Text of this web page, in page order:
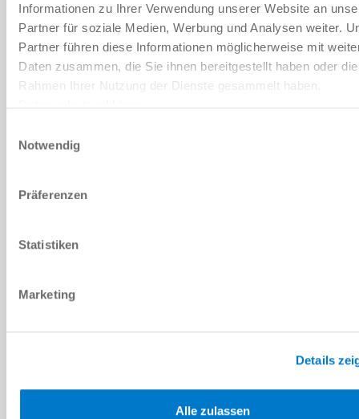
Informationen zu Ihrer Verwendung unserer Website an
Partner für soziale Medien, Werbung und Analysen weiter.
Partner führen diese Informationen möglicherweise mit
Daten zusammen, die Sie ihnen bereitgestellt haben oder
Rahmen Ihrer Nutzung der Dienste gesammelt haben.
Notwendig
Präferenzen
Statistiken
Marketing
Details
Alle zulassen
mécanique
TAILLE DE FABRICATION: VE22